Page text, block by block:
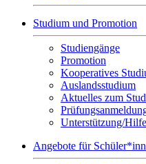
Studium und Promotion
Studiengänge
Promotion
Kooperatives
Auslandsstudium
Aktuelles zum
Unterstützung/Hilfe
Angebote für